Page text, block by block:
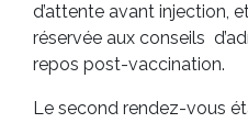
d’attente avant injection,
réservée aux conseils
repos post-vaccination.
Le second rendez-vous